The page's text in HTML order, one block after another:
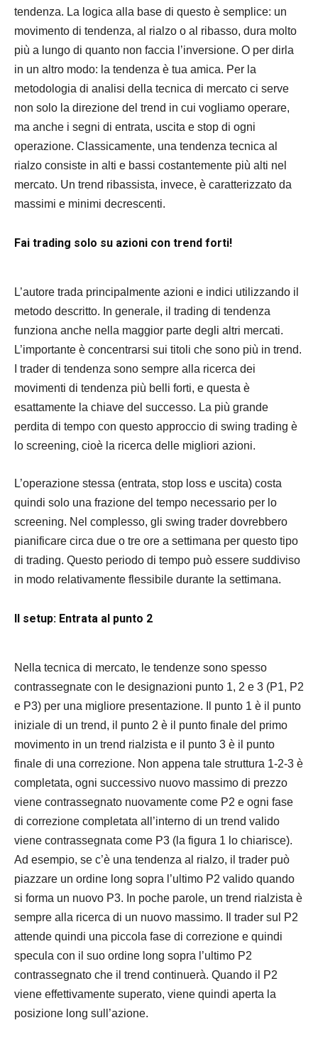
tendenza. La logica alla base di questo è semplice: un
movimento di tendenza, al rialzo o al ribasso, dura molto
più a lungo di quanto non faccia l’inversione. O per dirla
in un altro modo: la tendenza è tua amica. Per la
metodologia di analisi della tecnica di mercato ci serve
non solo la direzione del trend in cui vogliamo operare,
ma anche i segni di entrata, uscita e stop di ogni
operazione. Classicamente, una tendenza tecnica al
rialzo consiste in alti e bassi costantemente più alti nel
mercato. Un trend ribassista, invece, è caratterizzato da
massimi e minimi decrescenti.
Fai trading solo su azioni con trend forti!
L’autore trada principalmente azioni e indici utilizzando il
metodo descritto. In generale, il trading di tendenza
funziona anche nella maggior parte degli altri mercati.
L’importante è concentrarsi sui titoli che sono più in trend.
I trader di tendenza sono sempre alla ricerca dei
movimenti di tendenza più belli forti, e questa è
esattamente la chiave del successo. La più grande
perdita di tempo con questo approccio di swing trading è
lo screening, cioè la ricerca delle migliori azioni.
L’operazione stessa (entrata, stop loss e uscita) costa
quindi solo una frazione del tempo necessario per lo
screening. Nel complesso, gli swing trader dovrebbero
pianificare circa due o tre ore a settimana per questo tipo
di trading. Questo periodo di tempo può essere suddiviso
in modo relativamente flessibile durante la settimana.
Il setup: Entrata al punto 2
Nella tecnica di mercato, le tendenze sono spesso
contrassegnate con le designazioni punto 1, 2 e 3 (P1, P2
e P3) per una migliore presentazione. Il punto 1 è il punto
iniziale di un trend, il punto 2 è il punto finale del primo
movimento in un trend rialzista e il punto 3 è il punto
finale di una correzione. Non appena tale struttura 1-2-3 è
completata, ogni successivo nuovo massimo di prezzo
viene contrassegnato nuovamente come P2 e ogni fase
di correzione completata all’interno di un trend valido
viene contrassegnata come P3 (la figura 1 lo chiarisce).
Ad esempio, se c’è una tendenza al rialzo, il trader può
piazzare un ordine long sopra l’ultimo P2 valido quando
si forma un nuovo P3. In poche parole, un trend rialzista è
sempre alla ricerca di un nuovo massimo. Il trader sul P2
attende quindi una piccola fase di correzione e quindi
specula con il suo ordine long sopra l’ultimo P2
contrassegnato che il trend continuerà. Quando il P2
viene effettivamente superato, viene quindi aperta la
posizione long sull’azione.